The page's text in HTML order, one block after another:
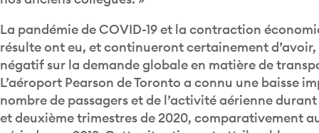
résulte ont eu, et continueront certainement
négatif sur la demande globale en matière de
L’aéroport Pearson de Toronto a connu une baisse
nombre de passagers et de l’activité aérienne
et deuxième trimestres de 2020, comparativement
périodes en 2019. Cette situation est attribuable